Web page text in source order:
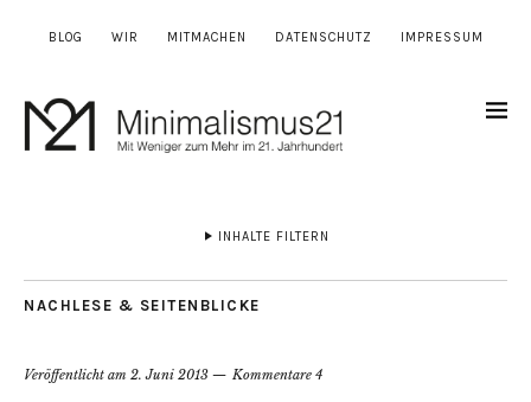
BLOG WIR MITMACHEN DATENSCHUTZ IMPRESSUM
INHALTE FILTERN
NACHLESE & SEITENBLICKE
Veröffentlicht am 2. Juni 2013 Kommentare 4